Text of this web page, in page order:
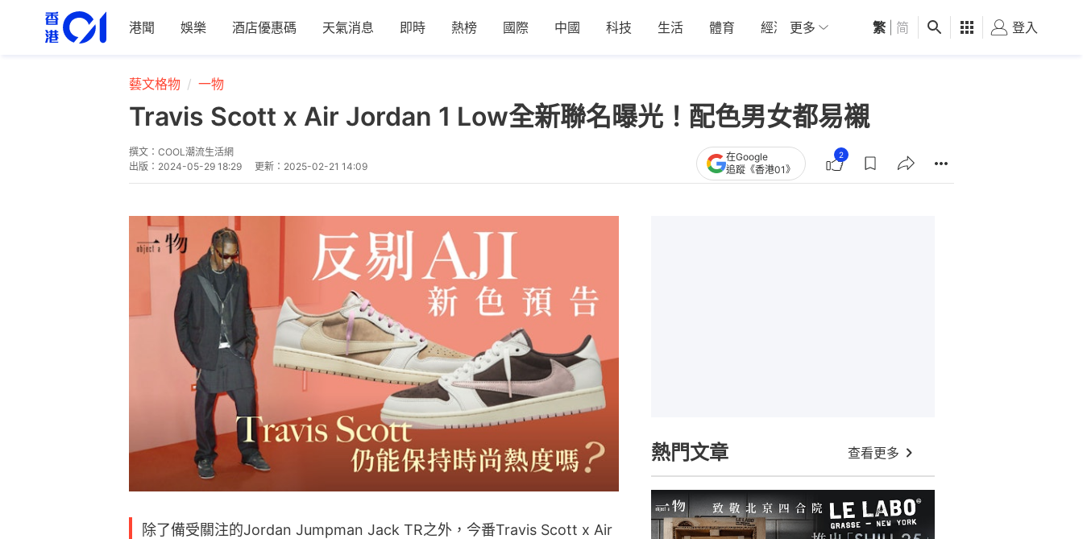
港聞 娛樂 酒店優惠碼 天氣消息 即時 熱榜 國際 中國 科技 生活 體育 經濟 01深圳 觀點 健康 好食玩飛
更多 繁 简 登入
藝文格物 一物
Travis Scott x Air Jordan 1 Low全新聯名曝光！配色男女都易襯
撰文： COOL潮流生活網
出版： 2024-05-29 18:29 更新： 2025-02-21 14:09
在Google
追蹤《香港01》
2
除了備受關注的Jordan Jumpman Jack TR之外，今番Travis Scott x Air
熱門文章 查看更多